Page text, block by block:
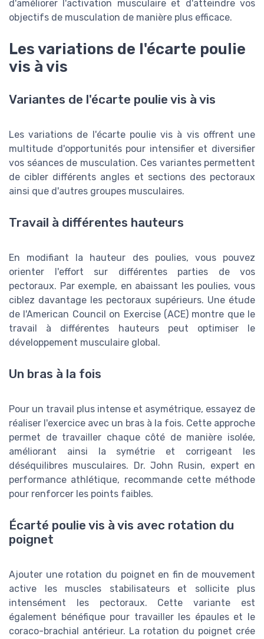
d'améliorer l'activation musculaire et d'atteindre vos
objectifs de musculation de manière plus efficace.
Les variations de l'écarte poulie
vis à vis
Variantes de l'écarte poulie vis à vis
Les variations de l'écarte poulie vis à vis offrent une
multitude d'opportunités pour intensifier et diversifier
vos séances de musculation. Ces variantes permettent
de cibler différents angles et sections des pectoraux
ainsi que d'autres groupes musculaires.
Travail à différentes hauteurs
En modifiant la hauteur des poulies, vous pouvez
orienter l'effort sur différentes parties de vos
pectoraux. Par exemple, en abaissant les poulies, vous
ciblez davantage les pectoraux supérieurs. Une étude
de l'American Council on Exercise (ACE) montre que le
travail à différentes hauteurs peut optimiser le
développement musculaire global.
Un bras à la fois
Pour un travail plus intense et asymétrique, essayez de
réaliser l'exercice avec un bras à la fois. Cette approche
permet de travailler chaque côté de manière isolée,
améliorant ainsi la symétrie et corrigeant les
déséquilibres musculaires. Dr. John Rusin, expert en
performance athlétique, recommande cette méthode
pour renforcer les points faibles.
Écarté poulie vis à vis avec rotation du
poignet
Ajouter une rotation du poignet en fin de mouvement
active les muscles stabilisateurs et sollicite plus
intensément les pectoraux. Cette variante est
également bénéfique pour travailler les épaules et le
coraco-brachial antérieur. La rotation du poignet crée